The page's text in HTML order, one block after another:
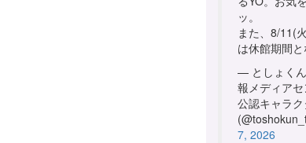
ッ。
また、8/11(
は休館期間と
— としょく
報メディア
公認キャラク
7, 2026